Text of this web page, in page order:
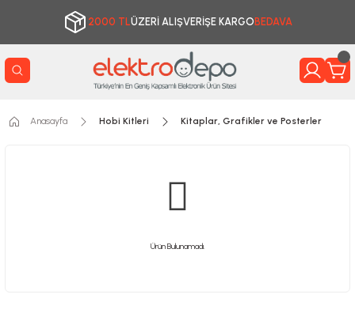
2000 TLÜZERİ ALIŞVERİŞE KARGO BEDAVA
Anasayfa Hobi Kitleri Kitaplar, Grafikler ve Posterler
Ürün Bulunamadı.